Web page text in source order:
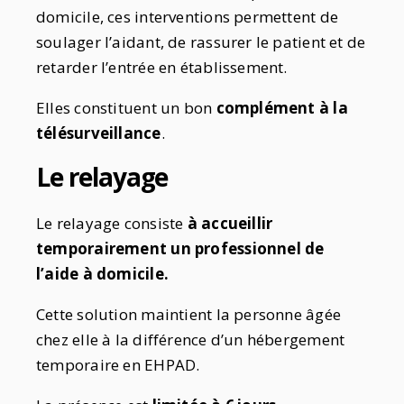
domicile, ces interventions permettent de
soulager l’aidant, de rassurer le patient et de
retarder l’entrée en établissement.
Elles constituent un bon complément à la
télésurveillance.
Le relayage
Le relayage consiste à accueillir
temporairement un professionnel de
l’aide à domicile.
Cette solution maintient la personne âgée
chez elle à la différence d’un hébergement
temporaire en EHPAD.